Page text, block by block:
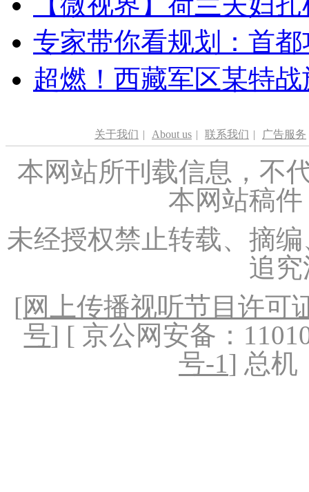
专家带你看规划：首
超燃！西藏军区某特
关于我们 | About us | 联系我们 | 广告服务
本网站所刊载信息，不
本网站稿
未经授权禁止转载、摘
追
[网上传播视听节目许可
号] [ 京公网安备：
号-1] 总机